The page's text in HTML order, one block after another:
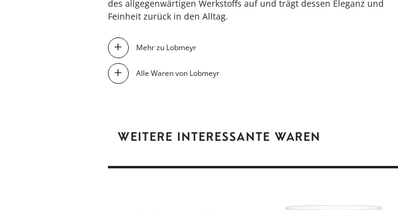
des allgegenwärtigen Werkstoffs auf und trägt dessen Eleganz und
Feinheit zurück in den Alltag.
Mehr zu Lobmeyr
Alle Waren von Lobmeyr
WEITERE INTERESSANTE WAREN